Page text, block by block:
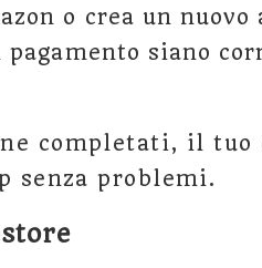
o crea un nuovo
siano
completati, il tuo
senza problemi.